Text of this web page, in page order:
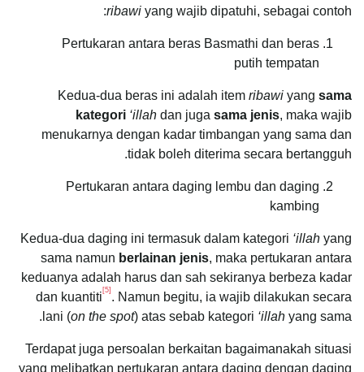
ribawi yang wajib dipatuhi, sebagai contoh:
Pertukaran antara beras Basmathi dan beras
putih tempatan
Kedua-dua beras ini adalah item ribawi yang sama
kategori ‘illah dan juga sama jenis, maka wajib
menukarnya dengan kadar timbangan yang sama dan
tidak boleh diterima secara bertangguh.
Pertukaran antara daging lembu dan daging
kambing
Kedua-dua daging ini termasuk dalam kategori ‘illah yang
sama namun berlainan jenis, maka pertukaran antara
keduanya adalah harus dan sah sekiranya berbeza kadar
dan kuantiti [5] . Namun begitu, ia wajib dilakukan secara
lani (on the spot) atas sebab kategori ‘illah yang sama.
Terdapat juga persoalan berkaitan bagaimanakah situasi
yang melibatkan pertukaran antara daging dengan daging